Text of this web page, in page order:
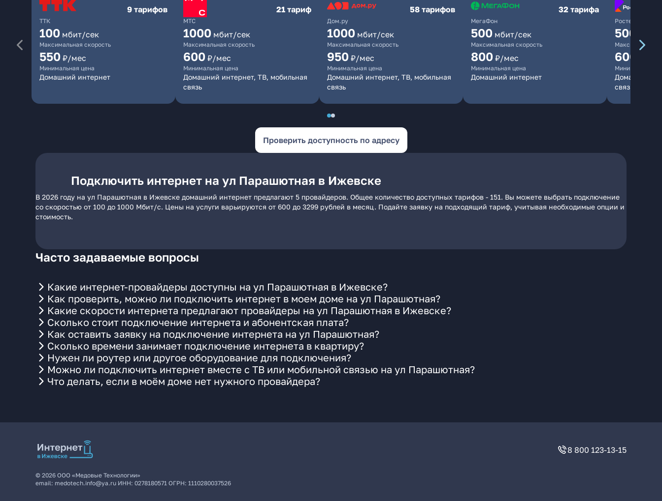
ТТК
9 тарифов
100 мбит/сек
Максимальная скорость
550 ₽/мес
Минимальная цена
Домашний интернет
МТС
21 тариф
1000 мбит/сек
Максимальная скорость
600 ₽/мес
Минимальная цена
Домашний интернет, ТВ, мобильная
связь
Дом.ру
58 тарифов
1000 мбит/сек
Максимальная скорость
950 ₽/мес
Минимальная цена
Домашний интернет, ТВ, мобильная
связь
МегаФон
32 тарифа
500 мбит/сек
Максимальная скорость
800 ₽/мес
Минимальная цена
Домашний интернет
Ростелеком
500
Максимальная
600
Минимальная
Домашний
связь
Проверить доступность по адресу
Подключить интернет на ул Парашютная в Ижевске
В 2026 году на ул Парашютная в Ижевске домашний интернет предлагают 5 провайдеров. Общее количество доступных тарифов - 151. Вы можете выбрать подключение
со скоростью от 100 до 1000 Мбит/с. Цены на услуги варьируются от 600 до 3299 рублей в месяц. Подайте заявку на подходящий тариф, учитывая необходимые опции и
стоимость.
Часто задаваемые вопросы
Какие интернет-провайдеры доступны на ул Парашютная в Ижевске?
Как проверить, можно ли подключить интернет в моем доме на ул Парашютная?
Какие скорости интернета предлагают провайдеры на ул Парашютная в Ижевске?
Сколько стоит подключение интернета и абонентская плата?
Как оставить заявку на подключение интернета на ул Парашютная?
Сколько времени занимает подключение интернета в квартиру?
Нужен ли роутер или другое оборудование для подключения?
Можно ли подключить интернет вместе с ТВ или мобильной связью на ул Парашютная?
Что делать, если в моём доме нет нужного провайдера?
8 800 123-13-15
© 2026 ООО «Медовые Технологии»
email: medotech.info@ya.ru ИНН: 0278180571 ОГРН: 1110280037526